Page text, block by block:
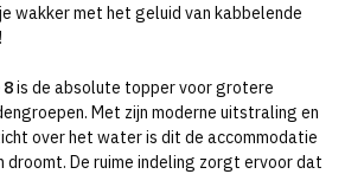
wakker met het geluid van kabbelende
8is de absolute topper voor grotere
Met zijn moderne uitstraling en
over het water is dit de accommodatie
droomt. De ruime indeling zorgt ervoor dat